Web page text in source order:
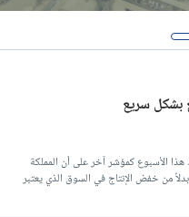
بشكل سريع
الأسبوع كمؤشر آخر على أن المملكة
من خفض الإنتاج في السوق الذي يعتبر